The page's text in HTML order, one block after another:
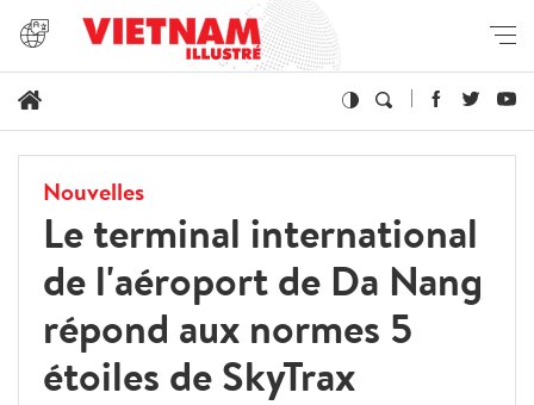
Nouvelles
Le terminal international
de l'aéroport de Da Nang
répond aux normes 5
étoiles de SkyTrax